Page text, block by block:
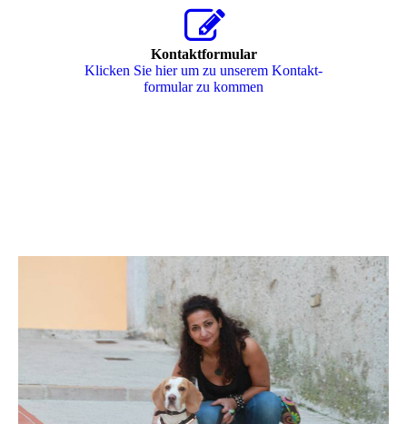
Kontaktformular
Klicken Sie hier um zu unserem Kon­takt­
for­mu­lar zu kommen